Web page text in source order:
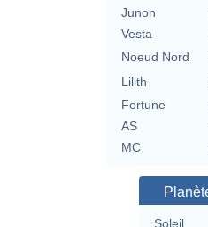
Junon
Vesta
Noeud Nord
Lilith
Fortune
AS
MC
Soleil